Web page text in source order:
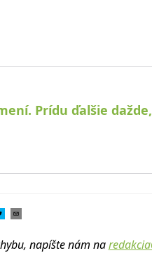
Prídu ďalšie
napíšte nám na